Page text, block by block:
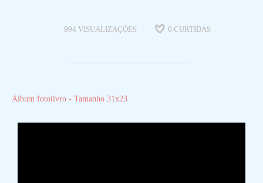
994 VISUALIZAÇÕES 0 CURTIDAS
Álbum fotolivro - Tamanho 31x23